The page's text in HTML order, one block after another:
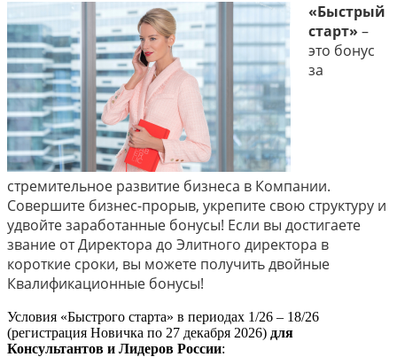
«Быстрый
старт» –
это бонус
за
стремительное развитие бизнеса в Компании.
Совершите бизнес-прорыв, укрепите свою структуру и
удвойте заработанные бонусы! Если вы достигаете
звание от Директора до Элитного директора в
короткие сроки, вы можете получить двойные
Квалификационные бонусы!
Условия «Быстрого старта» в периодах 1/26 – 18/26
(регистрация Новичка по 27 декабря 2026) для
Консультантов и Лидеров России: